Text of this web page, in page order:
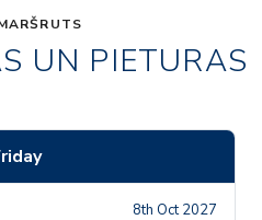
UN PIETURAS
8th Oct 2027